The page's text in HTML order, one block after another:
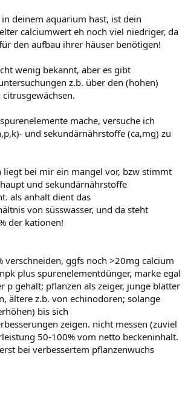
deinem aquarium hast, ist dein
calciumwert eh noch viel niedriger, da
den aufbau ihrer häuser benötigen!
wenig bekannt, aber es gibt
z.b. über den (hohen)
mache, versuche ich
und sekundärnährstoffe (ca,mg) zu
liegt bei mir ein mangel vor, bzw stimmt
und sekundärnährstoffe
als anhalt dient das
von süsswasser, und da steht
der kationen!
verschneiden, ggfs noch >20mg calcium
plus spurenelementdünger, marke egal
p gehalt; pflanzen als zeiger, junge blätter
ältere z.b. von echinodoren; solange
bis sich
zeigen. nicht messen (zuviel
50-100% vom netto beckeninhalt.
bei verbessertem pflanzenwuchs